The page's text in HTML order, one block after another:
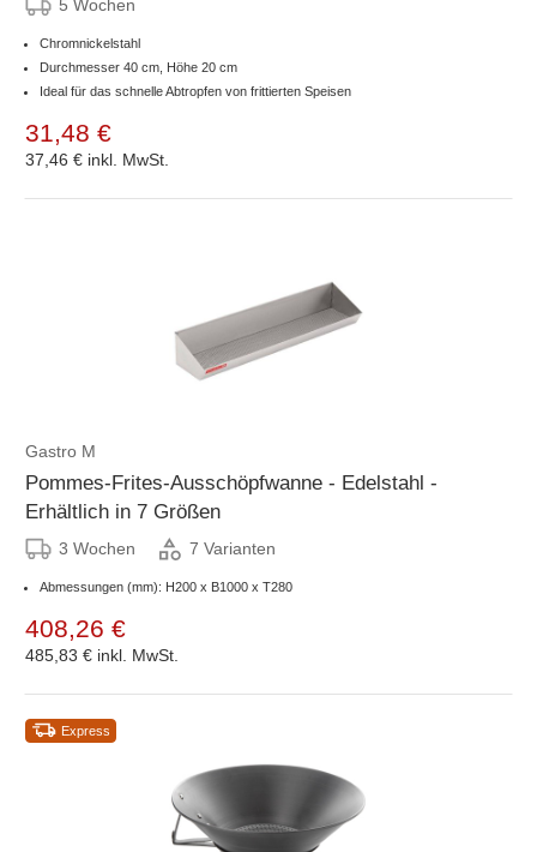
5 Wochen
Chromnickelstahl
Durchmesser 40 cm, Höhe 20 cm
Ideal für das schnelle Abtropfen von frittierten Speisen
31,48 €
37,46 € inkl. MwSt.
Gastro M
Pommes-Frites-Ausschöpfwanne - Edelstahl -
Erhältlich in 7 Größen
3 Wochen 7 Varianten
Abmessungen (mm): H200 x B1000 x T280
408,26 €
485,83 € inkl. MwSt.
Express